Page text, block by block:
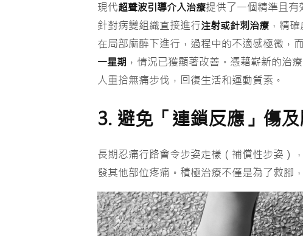
現代超聲波引導介入治療提供了一個精準且
針對病變組織直接進行注射或針刺治療 ，精
在局部麻醉下進行，過程中的不適感極微
一星期 ，情況已獲顯著改善。憑藉嶄新的治
人重拾無痛步伐，回復生活和運動質素。
3. 避免「連鎖反應」傷
長期忍痛行路會令步姿走樣（補償性步姿）
發其他部位疼痛。積極治療不僅是為了救腳